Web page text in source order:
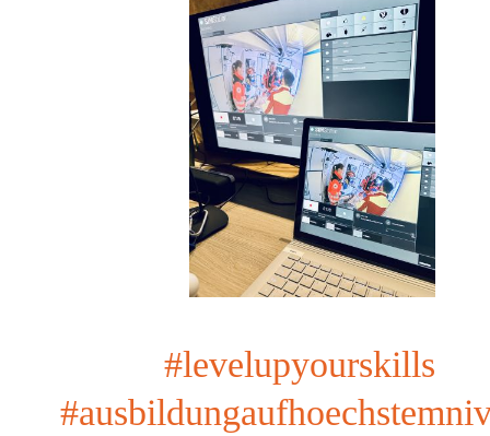
#levelupyourskills